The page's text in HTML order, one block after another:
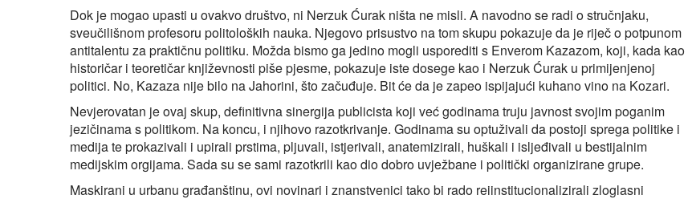
Dok je mogao upasti u ovakvo društvo, ni Nerzuk Ćurak ništa ne misli. A navodno se radi o stručnjaku,
sveučilišnom profesoru politoloških nauka. Njegovo prisustvo na tom skupu pokazuje da je riječ o potpunom
antitalentu za praktičnu politiku. Možda bismo ga jedino mogli usporediti s Enverom Kazazom, koji, kada kao
historičar i teoretičar književnosti piše pjesme, pokazuje iste dosege kao i Nerzuk Ćurak u primijenjenoj
politici. No, Kazaza nije bilo na Jahorini, što začuđuje. Bit će da je zapeo ispijajući kuhano vino na Kozari.
Nevjerovatan je ovaj skup, definitivna sinergija publicista koji već godinama truju javnost svojim poganim
jezičinama s politikom. Na koncu, i njihovo razotkrivanje. Godinama su optuživali da postoji sprega politike i
medija te prokazivali i upirali prstima, pljuvali, istjerivali, anatemizirali, huškali i isljeđivali u bestijalnim
medijskim orgijama. Sada su se sami razotkrili kao dio dobro uvježbane i politički organizirane grupe.
Maskirani u urbanu građanštinu, ovi novinari i znanstvenici tako bi rado reiinstitucionalizirali zloglasni